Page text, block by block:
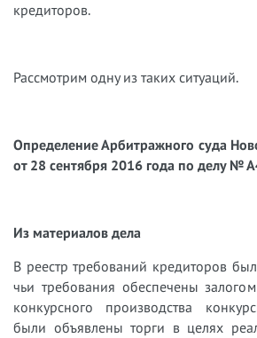
кредиторов.
Рассмотрим одну из таких ситуаций.
Определение Арбитражного суда
от 28 сентября 2016 года по делу №
Из материалов дела
В реестр требований кредиторов
чьи требования обеспечены
конкурсного производства
были объявлены торги в целях